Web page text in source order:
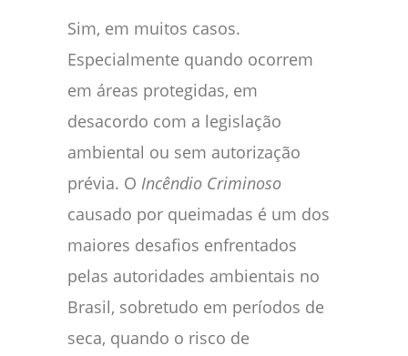
Sim, em muitos casos.
Especialmente quando ocorrem
em áreas protegidas, em
desacordo com a legislação
ambiental ou sem autorização
prévia. O Incêndio Criminoso
causado por queimadas é um dos
maiores desafios enfrentados
pelas autoridades ambientais no
Brasil, sobretudo em períodos de
seca, quando o risco de